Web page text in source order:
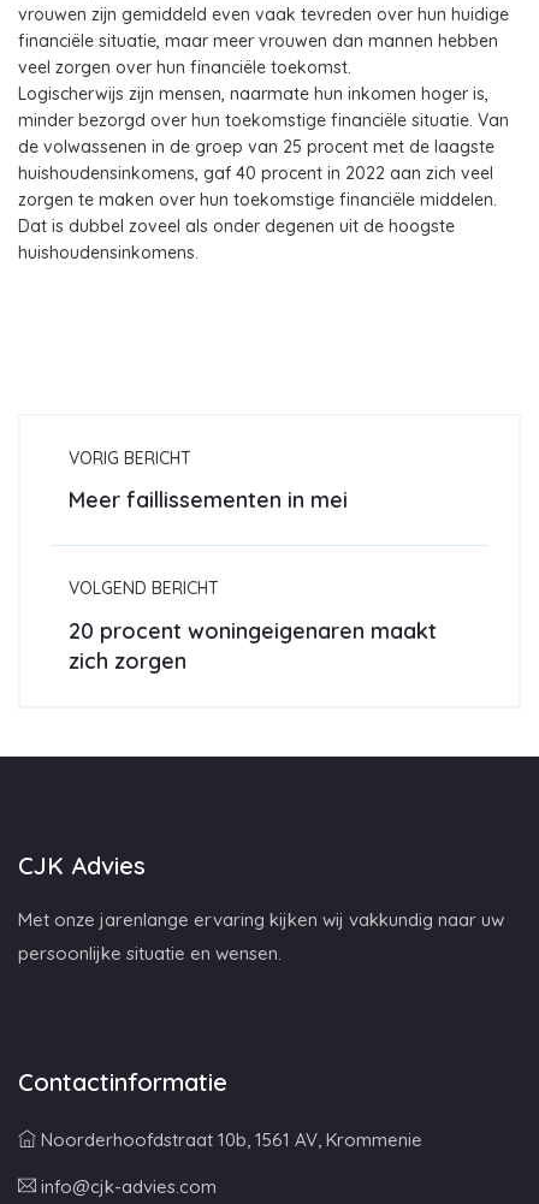
vrouwen zijn gemiddeld even vaak tevreden over hun huidige
financiële situatie, maar meer vrouwen dan mannen hebben
veel zorgen over hun financiële toekomst.
Logischerwijs zijn mensen, naarmate hun inkomen hoger is,
minder bezorgd over hun toekomstige financiële situatie. Van
de volwassenen in de groep van 25 procent met de laagste
huishoudensinkomens, gaf 40 procent in 2022 aan zich veel
zorgen te maken over hun toekomstige financiële middelen.
Dat is dubbel zoveel als onder degenen uit de hoogste
huishoudensinkomens.
VORIG BERICHT
Meer faillissementen in mei
VOLGEND BERICHT
20 procent woningeigenaren maakt
zich zorgen
CJK Advies
Met onze jarenlange ervaring kijken wij vakkundig naar uw
persoonlijke situatie en wensen.
Contactinformatie
Noorderhoofdstraat 10b, 1561 AV, Krommenie
info@cjk-advies.com